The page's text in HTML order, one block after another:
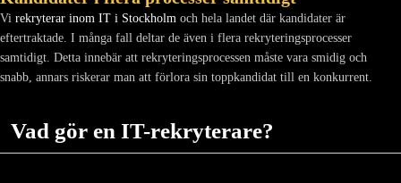
Vi rekryterar inom IT i Stockholm och hela landet där kandidater är
eftertraktade. I många fall deltar de även i flera rekryteringsprocesser
samtidigt. Detta innebär att rekryteringsprocessen måste vara smidig och
snabb, annars riskerar man att förlora sin toppkandidat till en konkurrent.
Vad gör en IT-rekryterare?